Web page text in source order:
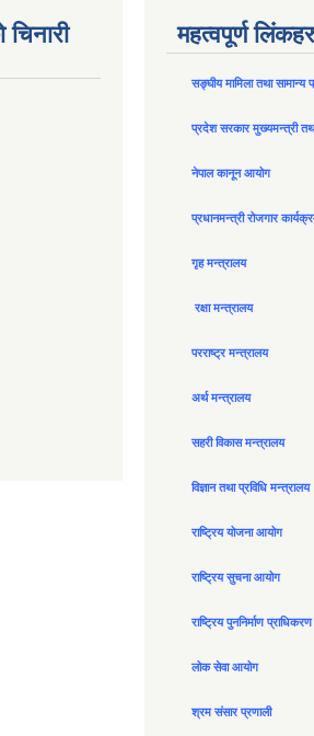
चिनारी
महत्वपूर्ण
सङ्घीय मामिला तथा सामान्य
प्रदेश सरकार मुख्यमन्त्री
नेपाल कानून आयोग
प्रधानमन्त्री रोजगार
गृह मन्त्रालय
रक्षा मन्त्रालय
परराष्ट्र मन्त्रालय
अर्थ मन्त्रालय
सहरी विकास मन्त्रालय
विज्ञान तथा प्रविधि मन्त्रालय
राष्ट्रिय योजना आयोग
राष्ट्रिय सुचना आयोग
राष्ट्रिय पुननिर्माण प्राधिकरण
लोक सेवा आयोग
श्रम संसार प्रणाली